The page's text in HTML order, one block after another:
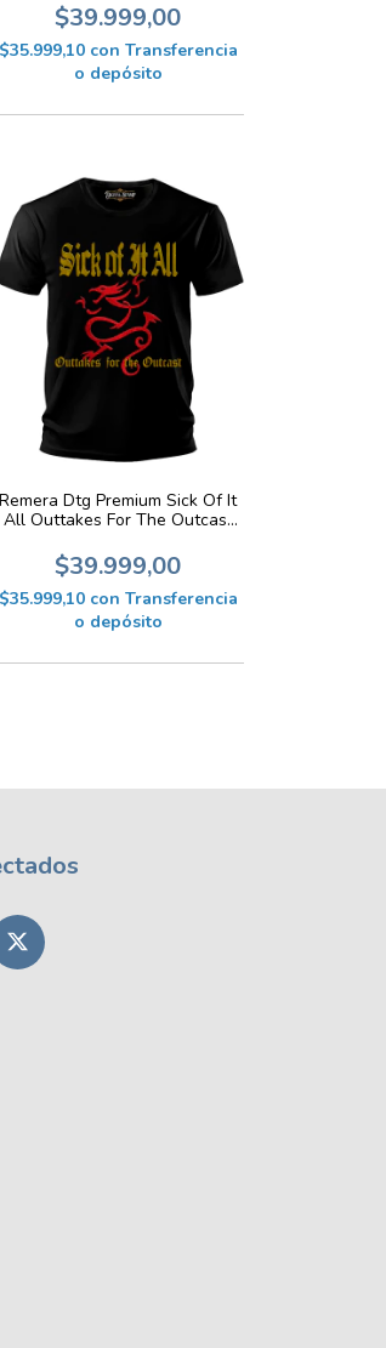
$39.999,00
$35.999,10 con Transferencia
o depósito
Remera Dtg Premium Sick Of It
All Outtakes For The Outcast
$39.999,00
$35.999,10 con Transferencia
o depósito